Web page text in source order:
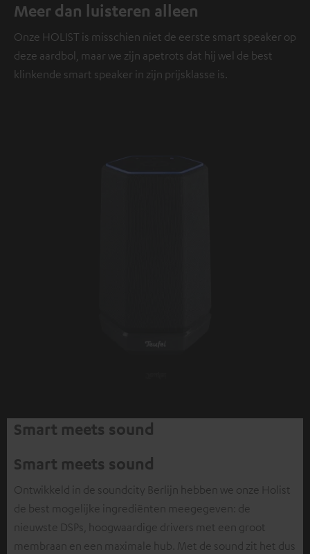
Meer dan luisteren alleen
Onze HOLIST is misschien niet de eerste smart speaker op
deze aardbol, maar we zijn apetrots dat hij wel de best
klinkende smart speaker in zijn prijsklasse is.
Smart meets sound
Smart meets sound
Ontwikkeld in de soundcity Berlijn hebben we onze Holist
de best mogelijke ingrediënten meegegeven: de
nieuwste DSPs, hoogwaardige drivers met een groot
membraan en een maximale hub. Met de sound zit het dus